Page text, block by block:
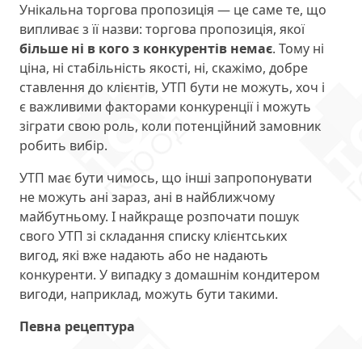
Унікальна торгова пропозиція — це саме те, що
випливає з її назви: торгова пропозиція, якої
більше ні в кого з конкурентів немає. Тому ні
ціна, ні стабільність якості, ні, скажімо, добре
ставлення до клієнтів, УТП бути не можуть, хоч і
є важливими факторами конкуренції і можуть
зіграти свою роль, коли потенційний замовник
робить вибір.
УТП має бути чимось, що інші запропонувати
не можуть ані зараз, ані в найближчому
майбутньому. І найкраще розпочати пошук
свого УТП зі складання списку клієнтських
вигод, які вже надають або не надають
конкуренти. У випадку з домашнім кондитером
вигоди, наприклад, можуть бути такими.
Певна рецептура